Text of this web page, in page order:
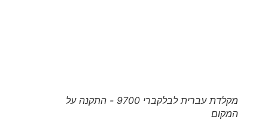
מקלדת עברית לבלקברי 9700 - התקנה על
המקום